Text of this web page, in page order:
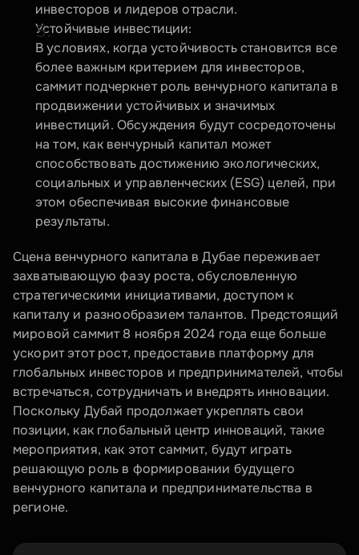
инвесторов и лидеров отрасли.
Устойчивые инвестиции:
В условиях, когда устойчивость становится все
более важным критерием для инвесторов,
саммит подчеркнет роль венчурного капитала в
продвижении устойчивых и значимых
инвестиций. Обсуждения будут сосредоточены
на том, как венчурный капитал может
способствовать достижению экологических,
социальных и управленческих (ESG) целей, при
этом обеспечивая высокие финансовые
результаты.
Сцена венчурного капитала в Дубае переживает
захватывающую фазу роста, обусловленную
стратегическими инициативами, доступом к
капиталу и разнообразием талантов. Предстоящий
мировой саммит 8 ноября 2024 года еще больше
ускорит этот рост, предоставив платформу для
глобальных инвесторов и предпринимателей, чтобы
встречаться, сотрудничать и внедрять инновации.
Поскольку Дубай продолжает укреплять свои
позиции, как глобальный центр инноваций, такие
мероприятия, как этот саммит, будут играть
решающую роль в формировании будущего
венчурного капитала и предпринимательства в
регионе.